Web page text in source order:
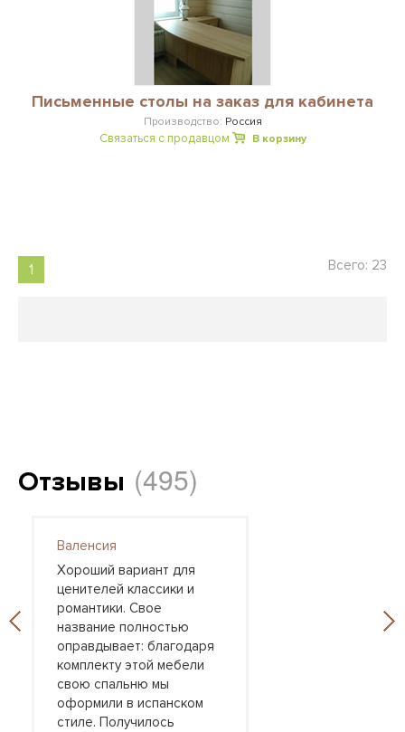
Письменные столы на заказ для кабинета
Производство: Россия
Связаться с продавцом В корзину
1 Всего: 23
Отзывы (495)
Валенсия
Хороший вариант для
ценителей классики и
романтики. Свое
название полностью
оправдывает: благодаря
комплекту этой мебели
свою спальню мы
оформили в испанском
стиле. Получилось